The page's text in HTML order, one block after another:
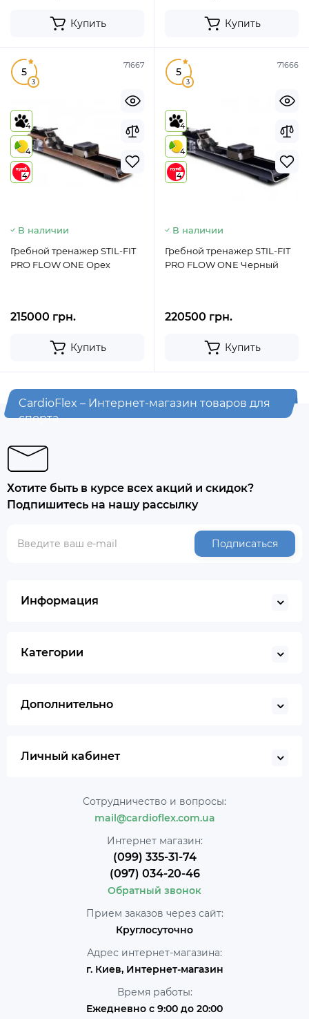
Купить Купить
71667
5
3
4
4
4
В наличии
Гребной тренажер STIL-FIT
PRO FLOW ONE Орех
215000 грн.
Купить
71666
5
3
4
4
4
В наличии
Гребной тренажер STIL-FIT
PRO FLOW ONE Черный
220500 грн.
Купить
CardioFlex – Интернет-магазин товаров для
спорта
Хотите быть в курсе всех акций и скидок?
Подпишитесь на нашу рассылку
Подписаться
Информация
Категории
Дополнительно
Личный кабинет
Сотрудничество и вопросы:
mail@cardioflex.com.ua
Интернет магазин:
(099) 335-31-74
(097) 034-20-46
Обратный звонок
Прием заказов через сайт:
Круглосуточно
Адрес интернет-магазина:
г. Киев, Интернет-магазин
Время работы:
Ежедневно с 9:00 до 20:00